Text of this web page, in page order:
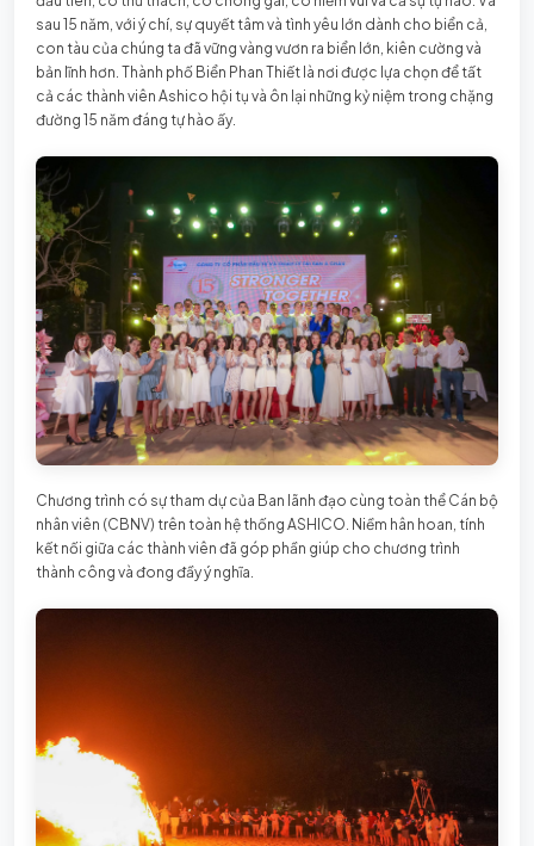
sau 15 năm, với ý chí, sự quyết tâm và tình yêu lớn dành cho biển cả,
con tàu của chúng ta đã vững vàng vươn ra biển lớn, kiên cường và
bản lĩnh hơn. Thành phố Biển Phan Thiết là nơi được lựa chọn để tất
cả các thành viên Ashico hội tụ và ôn lại những kỷ niệm trong chặng
đường 15 năm đáng tự hào ấy.
Chương trình có sự tham dự của Ban lãnh đạo cùng toàn thể Cán bộ
nhân viên (CBNV) trên toàn hệ thống ASHICO. Niềm hân hoan, tính
kết nối giữa các thành viên đã góp phần giúp cho chương trình
thành công và đong đầy ý nghĩa.